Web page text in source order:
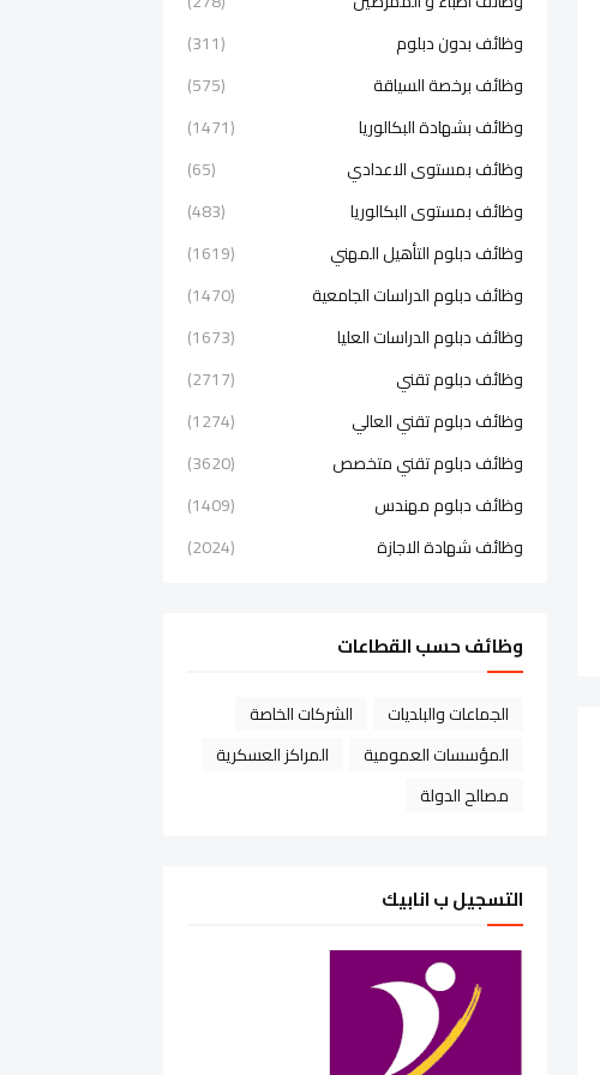
وظائف بدون دبلوم
(311)
وظائف برخصة السياقة
(575)
وظائف بشهادة البكالوريا
(1471)
وظائف بمستوى الاعدادي
(65)
وظائف بمستوى البكالوريا
(483)
وظائف دبلوم التأهيل المهني
(1619)
وظائف دبلوم الدراسات الجامعية
(1470)
وظائف دبلوم الدراسات العليا
(1673)
وظائف دبلوم تقني
(2717)
وظائف دبلوم تقني العالي
(1274)
وظائف دبلوم تقني متخصص
(3620)
وظائف دبلوم مهندس
(1409)
وظائف شهادة الاجازة
(2024)
وظائف حسب القطاعات
الجماعات والبلديات
الشركات الخاصة
المؤسسات العمومية
المراكز العسكرية
مصالح الدولة
التسجيل ب انابيك